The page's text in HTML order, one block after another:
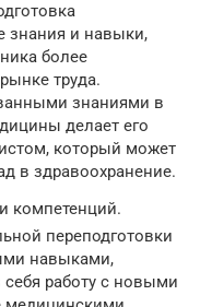
знания и навыки,
более
труда.
знаниями в
делает его
который может
в здравоохранение.
компетенций.
переподготовки
навыками,
работу с новыми